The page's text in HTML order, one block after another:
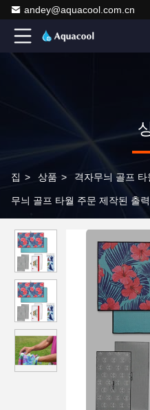
andey@aquacool.com.cn
집 > 상품 > 격자무늬 골프 타
무늬 골프 타월 주문 제작된 출